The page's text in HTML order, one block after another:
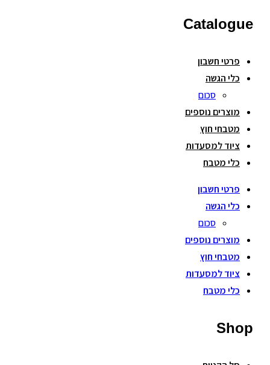
Catalogue
פרטי חשבון
כלי הגשה
סכום
מוצרים נוספים
מטבחי חוץ
ציוד למסעדות
כלי מטבח
פרטי חשבון
כלי הגשה
סכום
מוצרים נוספים
מטבחי חוץ
ציוד למסעדות
כלי מטבח
Shop